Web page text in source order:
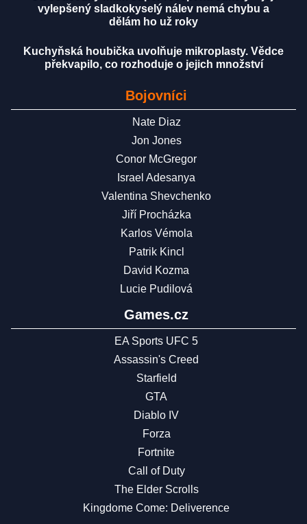
vylepšený sladkokyselý nálev nemá chybu a
dělám ho už roky
Kuchyňská houbička uvolňuje mikroplasty. Vědce
překvapilo, co rozhoduje o jejich množství
Bojovníci
Nate Diaz
Jon Jones
Conor McGregor
Israel Adesanya
Valentina Shevchenko
Jiří Procházka
Karlos Vémola
Patrik Kincl
David Kozma
Lucie Pudilová
Games.cz
EA Sports UFC 5
Assassin's Creed
Starfield
GTA
Diablo IV
Forza
Fortnite
Call of Duty
The Elder Scrolls
Kingdome Come: Deliverence